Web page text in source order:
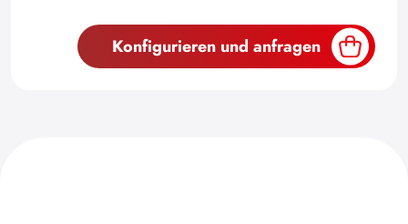
Konfigurieren und anfragen